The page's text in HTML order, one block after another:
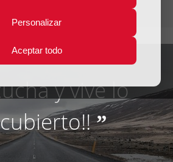
Personalizar
Aceptar todo
y vive lo
”